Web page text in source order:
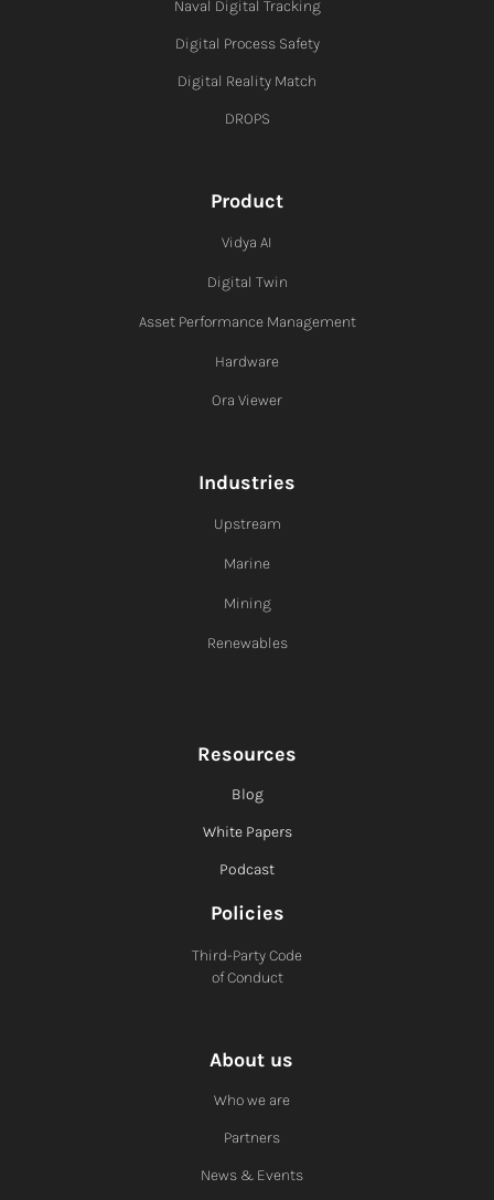
Naval Digital Tracking
Digital Process Safety
Digital Reality Match
DROPS
Product
Vidya AI
Digital Twin
Asset Performance Management
Hardware
Ora Viewer
Industries
Upstream
Marine
Mining
Renewables
Resources
Blog
White Papers
Podcast
Policies
Third-Party Code
of Conduct
About us
Who we are
Partners
News & Events